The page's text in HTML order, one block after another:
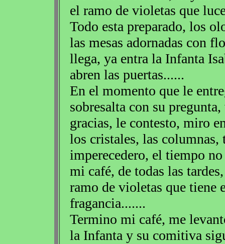
el ramo de violetas que
Todo esta preparado, los
las mesas adornadas con
llega, ya entra la Infanta
abren las puertas......
En el momento que le
sobresalta con su
gracias, le contesto, miro
los cristales, las
imperecedero, el tiempo
mi café, de todas las
ramo de violetas que tiene
fragancia.......
Termino mi café, me
la Infanta y su comitiva